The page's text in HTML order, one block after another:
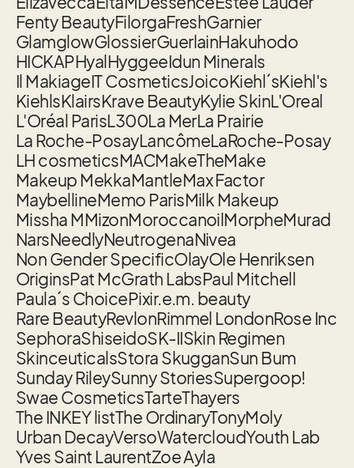
Fenty BeautyFilorgaFreshGarnier
GlamglowGlossierGuerlainHakuhodo
HICKAPHyalHyggeeIdun Minerals
Il MakiageIT CosmeticsJoicoKiehl´sKiehl's
KiehlsKlairsKrave BeautyKylie SkinL'Oreal
L'Oréal ParisL300La MerLa Prairie
La Roche-PosayLancômeLaRoche-Posay
LH cosmeticsMACMakeTheMake
Makeup MekkaMantleMax Factor
MaybellineMemo ParisMilk Makeup
Missha MMizonMoroccanoilMorpheMurad
NarsNeedlyNeutrogenaNivea
Non Gender SpecificOlayOle Henriksen
OriginsPat McGrath LabsPaul Mitchell
Paula´s ChoicePixir.e.m. beauty
Rare BeautyRevlonRimmel LondonRose Inc
SephoraShiseidoSK-IISkin Regimen
SkinceuticalsStora SkugganSun Bum
Sunday RileySunny StoriesSupergoop!
Swae CosmeticsTarteThayers
The INKEY listThe OrdinaryTonyMoly
Urban DecayVersoWatercloudYouth Lab
Yves Saint LaurentZoe Ayla